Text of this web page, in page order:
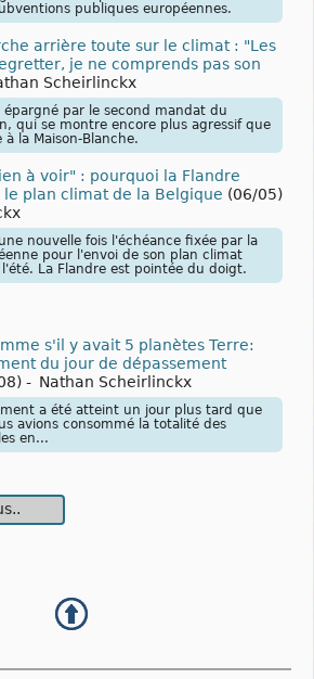
publiques européennes.
arrière toute sur le climat : "Les
je ne comprends pas son
Scheirlinckx
épargné par le second mandat du
qui se montre encore plus agressif que
à la Maison-Blanche.
à voir" : pourquoi la Flandre
plan climat de la Belgique (06/05)
nouvelle fois l'échéance fixée par la
pour l'envoi de son plan climat
La Flandre est pointée du doigt.
s'il y avait 5 planètes Terre:
du jour de dépassement
- Nathan Scheirlinckx
a été atteint un jour plus tard que
avions consommé la totalité des
en...